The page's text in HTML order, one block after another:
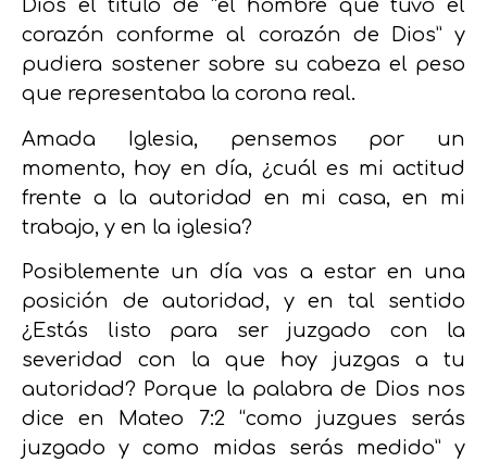
Dios el título de “el hombre que tuvo el
corazón conforme al corazón de Dios” y
pudiera sostener sobre su cabeza el peso
que representaba la corona real.
Amada Iglesia, pensemos por un
momento, hoy en día, ¿cuál es mi actitud
frente a la autoridad en mi casa, en mi
trabajo, y en la iglesia?
Posiblemente un día vas a estar en una
posición de autoridad, y en tal sentido
¿Estás listo para ser juzgado con la
severidad con la que hoy juzgas a tu
autoridad? Porque la palabra de Dios nos
dice en Mateo 7:2 “como juzgues serás
juzgado y como midas serás medido” y